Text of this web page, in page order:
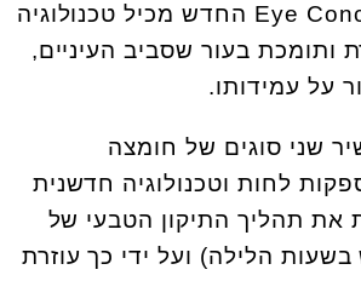
Eye Concentrate Matrix החדש מכיל טכנולוגיה
ותומכת בעור שסביב העיניים,
על עמידותו.
שני סוגים של חומצה
לחות וטכנולוגיה חדשנית
את תהליך התיקון הטבעי של
הלילה) ועל ידי כך עוזרת